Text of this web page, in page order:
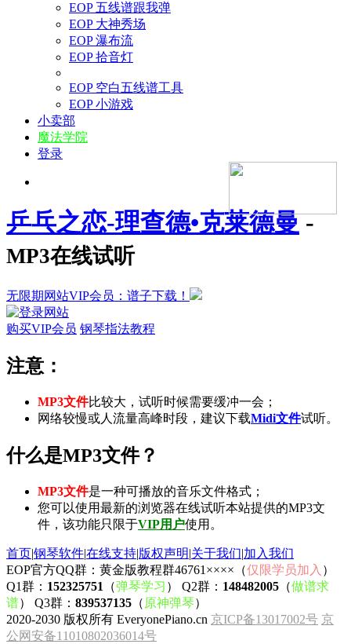
EOP 五线谱跟我弹
EOP 大神秀场
EOP 瀑布流
EOP 拾音灯
EOP 空白五线谱工具
EOP 小游戏
小卖部
魔法学院
登录
乒乓之恋-理查德•克莱德曼-
MP3在线试听
无限期网站VIP会员：谱子下载！
购买VIP会员 钢琴指法教程
注意：
MP3文件比较大，试听时候需要缓冲一会；
网络较慢或人流量高峰时段，建议下载Midi文件试听。
什么是MP3文件？
MP3文件是一种可播放的音乐文件格式；
您可以使用最新的浏览器在线试听本站提供的MP3文
件，该功能只限于VIP用户使用。
首页|钢琴软件|在线支持|版权声明|关于我们|加入我们
EOP官方QQ群：黄金版教程群46761××××（仅限学员加入 ）
Q1群： 152325751 （弹琴学习 ） Q2群： 148482005 （做谱求
谱） Q3群： 839537135 （ 原神弹琴）
2020-2030 版权所有 EveryonePiano.cn 京ICP备13017002号 京
公网安备11010802036014号